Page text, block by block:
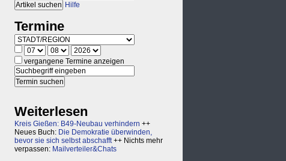
Hilfe
Termine
vergangene Termine anzeigen
Weiterlesen
Kreis Gießen: B49-Neubau verhindern ++
Neues Buch: Die Demokratie überwinden,
bevor sie sich selbst abschafft++ Nichts mehr
verpassen: Mailverteiler&Chats